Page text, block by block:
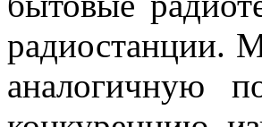
радиостанции.
аналогичную